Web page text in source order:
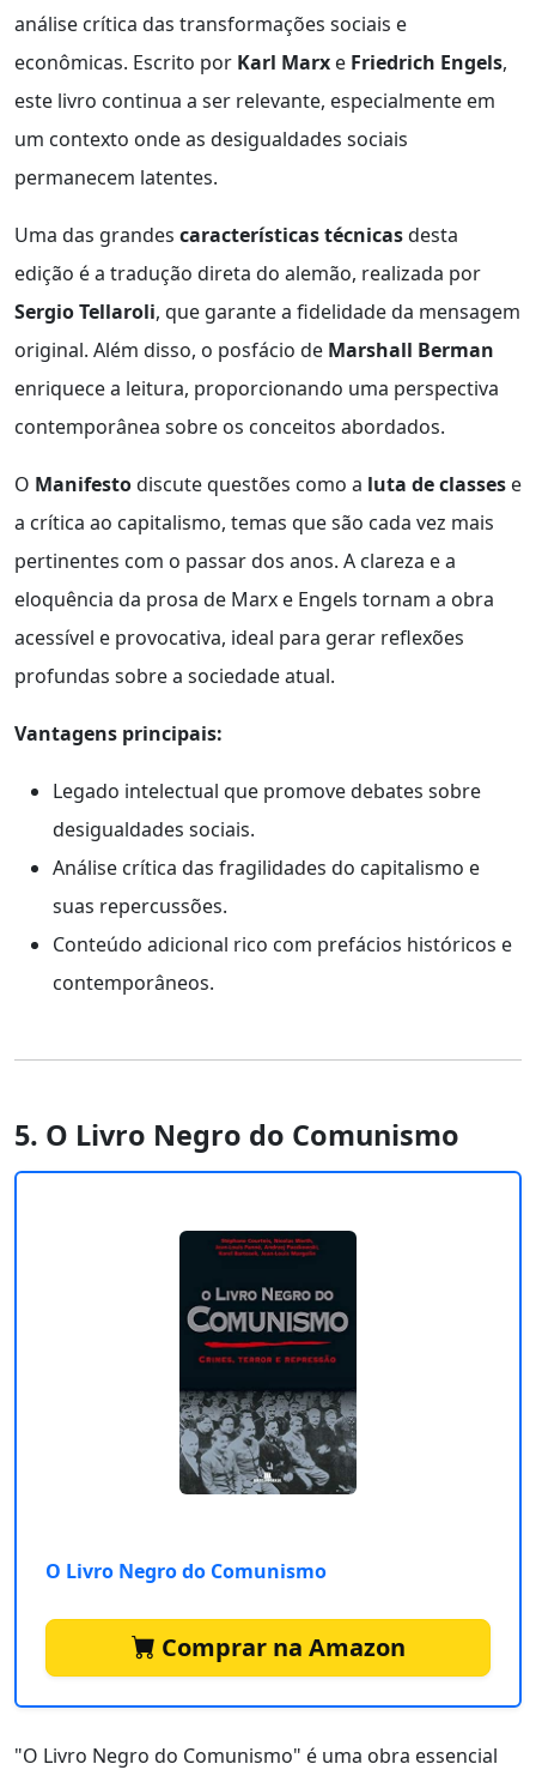
análise crítica das transformações sociais e
econômicas. Escrito por Karl Marx e Friedrich Engels,
este livro continua a ser relevante, especialmente em
um contexto onde as desigualdades sociais
permanecem latentes.
Uma das grandes características técnicasdesta
edição é a tradução direta do alemão, realizada por
Sergio Tellaroli, que garante a fidelidade da mensagem
original. Além disso, o posfácio de Marshall Berman
enriquece a leitura, proporcionando uma perspectiva
contemporânea sobre os conceitos abordados.
O Manifestodiscute questões como a luta de classes e
a crítica ao capitalismo, temas que são cada vez mais
pertinentes com o passar dos anos. A clareza e a
eloquência da prosa de Marx e Engels tornam a obra
acessível e provocativa, ideal para gerar reflexões
profundas sobre a sociedade atual.
Vantagens principais:
Legado intelectual que promove debates sobre
desigualdades sociais.
Análise crítica das fragilidades do capitalismo e
suas repercussões.
Conteúdo adicional rico com prefácios históricos e
contemporâneos.
5. O Livro Negro do Comunismo
O Livro Negro do Comunismo
Comprar na Amazon
"O Livro Negro do Comunismo" é uma obra essencial